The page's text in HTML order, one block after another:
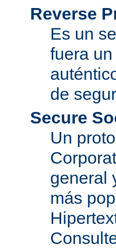
Reverse
Es un
fuera un
de
Secure
Un
general
más